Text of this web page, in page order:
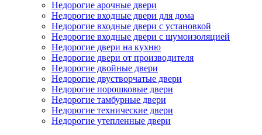
Недорогие арочные двери
Недорогие входные двери для дома
Недорогие входные двери с установкой
Недорогие входные двери с шумоизоляцией
Недорогие двери на кухню
Недорогие двери от производителя
Недорогие двойные двери
Недорогие двустворчатые двери
Недорогие порошковые двери
Недорогие тамбурные двери
Недорогие технические двери
Недорогие утепленные двери